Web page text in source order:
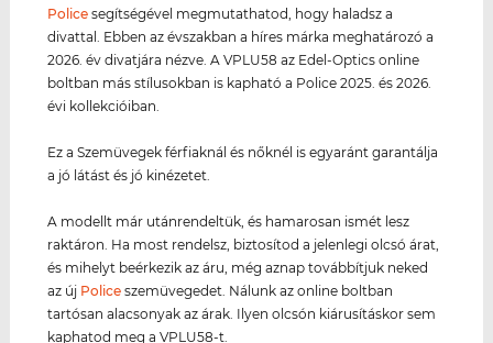
Police segítségével megmutathatod, hogy haladsz a
divattal. Ebben az évszakban a híres márka meghatározó a
2026. év divatjára nézve. A VPLU58 az Edel-Optics online
boltban más stílusokban is kapható a Police 2025. és 2026.
évi kollekcióiban.
Ez a Szemüvegek férfiaknál és nőknél is egyaránt garantálja
a jó látást és jó kinézetet.
A modellt már utánrendeltük, és hamarosan ismét lesz
raktáron. Ha most rendelsz, biztosítod a jelenlegi olcsó árat,
és mihelyt beérkezik az áru, még aznap továbbítjuk neked
az új Police szemüvegedet. Nálunk az online boltban
tartósan alacsonyak az árak. Ilyen olcsón kiárusításkor sem
kaphatod meg a VPLU58-t.